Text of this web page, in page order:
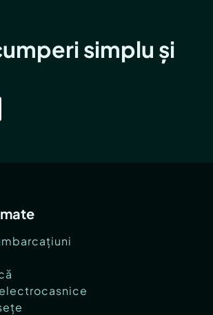
simplu și